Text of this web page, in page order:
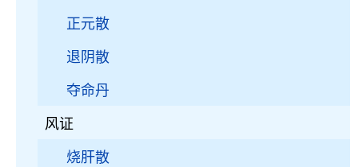
正元散
退阴散
夺命丹
风证
烧肝散